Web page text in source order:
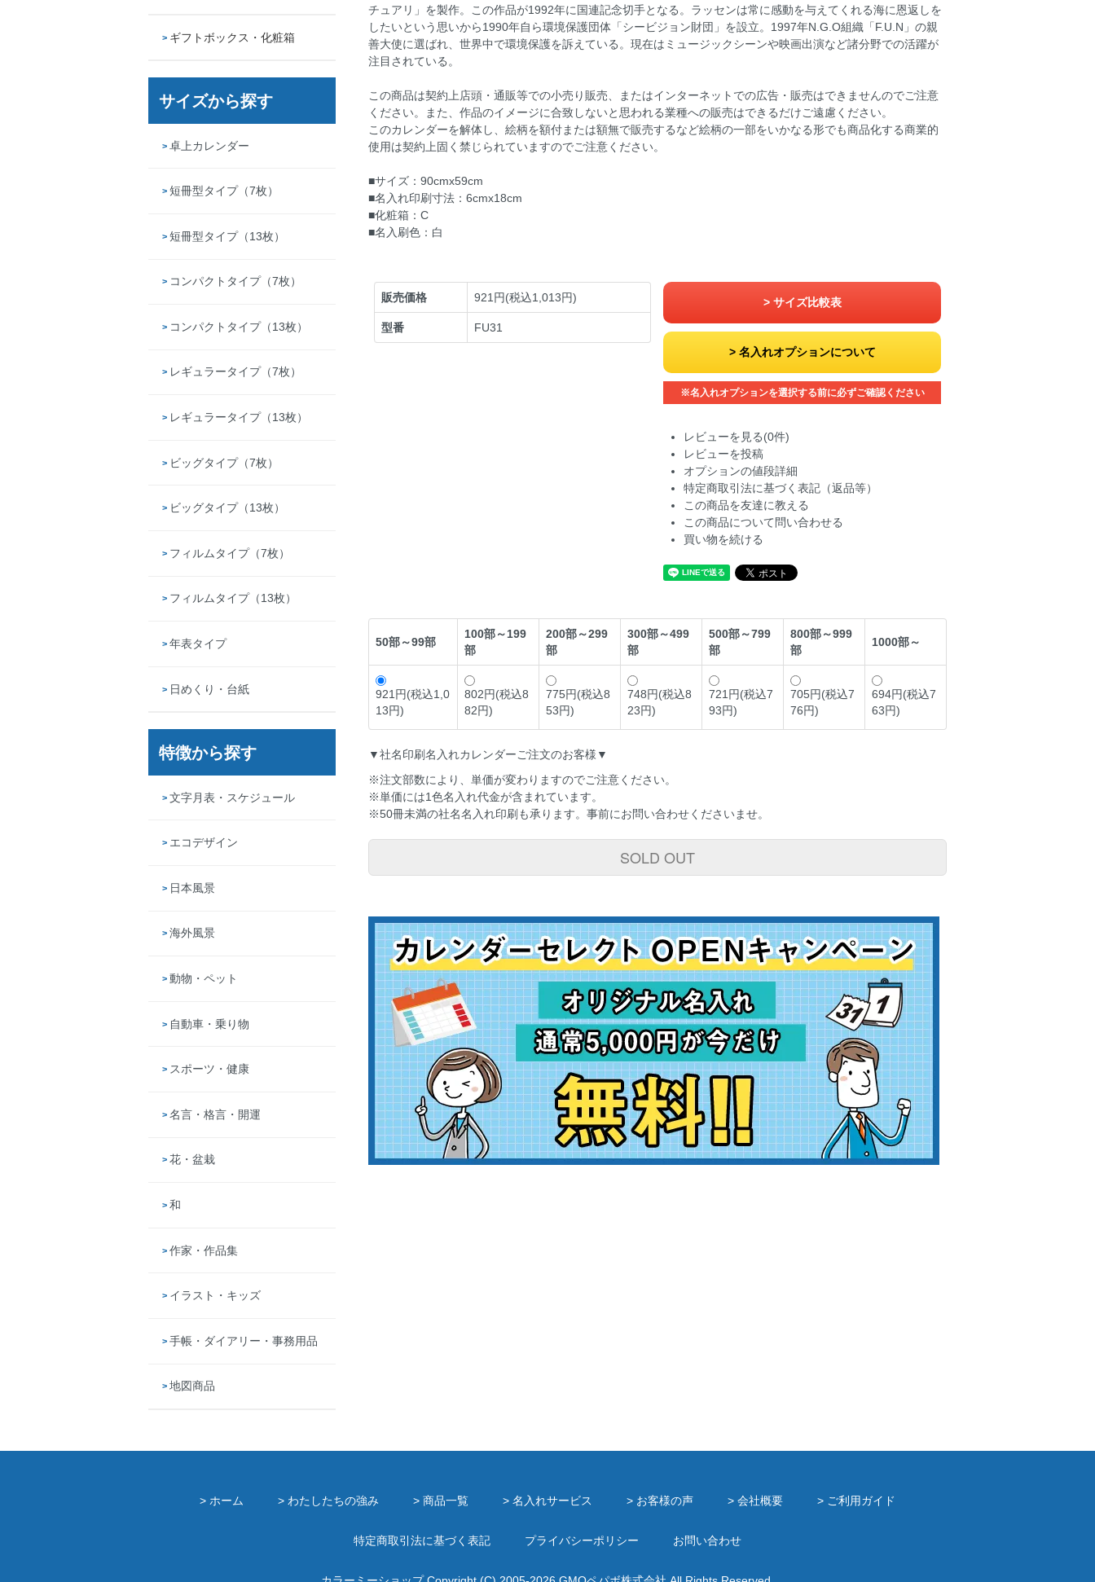
チュアリ」を製作。この作品が1992年に国連記念切手となる。ラッセンは常に感動を与えてくれる海に恩返しを
したいという思いから1990年自ら環境保護団体「シービジョン財団」を設立。1997年N.G.O組織「F.U.N」の親
善大使に選ばれ、世界中で環境保護を訴えている。現在はミュージックシーンや映画出演など諸分野での活躍が
注目されている。
この商品は契約上店頭・通販等での小売り販売、またはインターネットでの広告・販売はできませんのでご注意
ください。また、作品のイメージに合致しないと思われる業種への販売はできるだけご遠慮ください。
このカレンダーを解体し、絵柄を額付または額無で販売するなど絵柄の一部をいかなる形でも商品化する商業的
使用は契約上固く禁じられていますのでご注意ください。
■サイズ：90cmx59cm
■名入れ印刷寸法：6cmx18cm
■化粧箱：C
■名入刷色：白
販売価格 921円(税込1,013円)
型番 FU31
サイズ比較表
名入れオプションについて
※名入れオプションを選択する前に必ずご確認ください
レビューを見る(0件)
レビューを投稿
オプションの値段詳細
特定商取引法に基づく表記（返品等）
この商品を友達に教える
この商品について問い合わせる
買い物を続ける
50部～99部
100部～199
部
200部～299
部
300部～499
部
500部～799
部
800部～999
部
1000部～
921円(税込1,0
13円)
802円(税込8
82円)
775円(税込8
53円)
748円(税込8
23円)
721円(税込7
93円)
705円(税込7
76円)
694円(税込7
63円)
▼社名印刷名入れカレンダーご注文のお客様▼
※注文部数により、単価が変わりますのでご注意ください。
※単価には1色名入れ代金が含まれています。
※50冊未満の社名名入れ印刷も承ります。事前にお問い合わせくださいませ。
SOLD OUT
ギフトボックス・化粧箱
サイズから探す
卓上カレンダー
短冊型タイプ（7枚）
短冊型タイプ（13枚）
コンパクトタイプ（7枚）
コンパクトタイプ（13枚）
レギュラータイプ（7枚）
レギュラータイプ（13枚）
ビッグタイプ（7枚）
ビッグタイプ（13枚）
フィルムタイプ（7枚）
フィルムタイプ（13枚）
年表タイプ
日めくり・台紙
特徴から探す
文字月表・スケジュール
エコデザイン
日本風景
海外風景
動物・ペット
自動車・乗り物
スポーツ・健康
名言・格言・開運
花・盆栽
和
作家・作品集
イラスト・キッズ
手帳・ダイアリー・事務用品
地図商品
> ホーム > わたしたちの強み > 商品一覧 > 名入れサービス > お客様の声 > 会社概要 > ご利用ガイド
特定商取引法に基づく表記 プライバシーポリシー お問い合わせ